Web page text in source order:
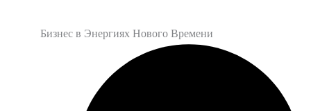
Бизнес в Энергиях Нового Времени